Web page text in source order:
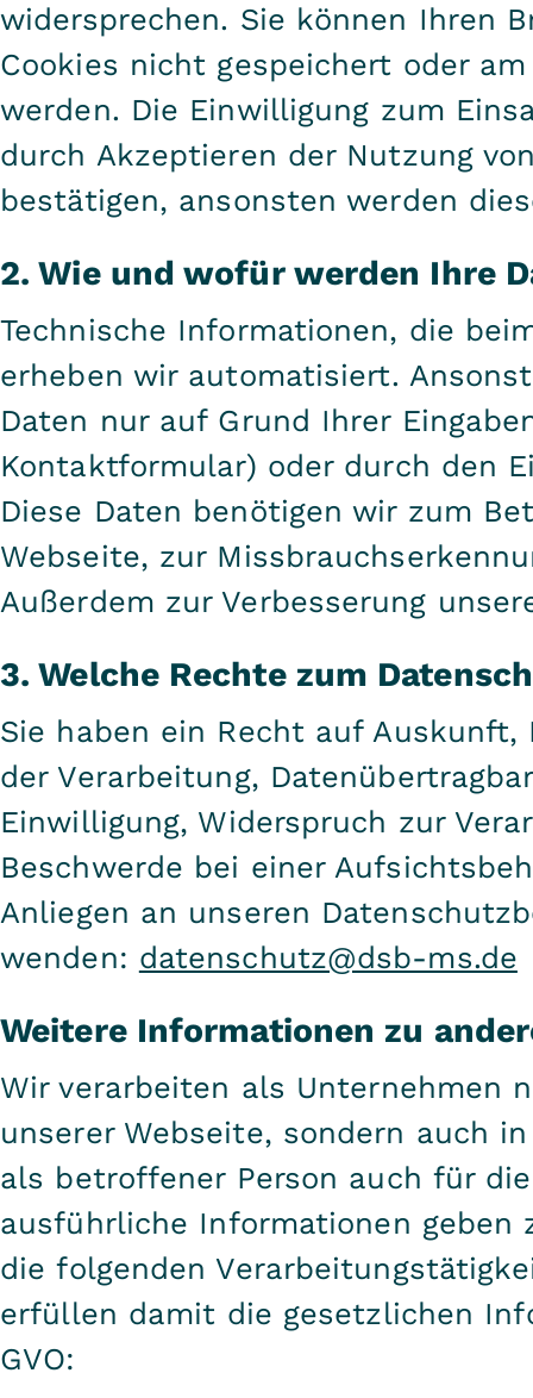
widersprechen. Sie können Ihren
Cookies nicht gespeichert oder
werden. Die Einwilligung zum
durch Akzeptieren der Nutzung
bestätigen, ansonsten werden
2. Wie und wofür werden Ihre
Technische Informationen, die
erheben wir automatisiert.
Daten nur auf Grund Ihrer
Kontaktformular) oder durch den
Diese Daten benötigen wir zum
Webseite, zur
Außerdem zur Verbesserung
3. Welche Rechte zum
Sie haben ein Recht auf Auskunft,
der Verarbeitung,
Einwilligung, Widerspruch zur
Beschwerde bei einer
Anliegen an unseren
wenden: datenschutz@dsb-ms.de
Weitere Informationen zu
Wir verarbeiten als Unternehmen
unserer Webseite, sondern auch
als betroffener Person auch für
ausführliche Informationen geben
die folgenden
erfüllen damit die gesetzlichen
GVO: